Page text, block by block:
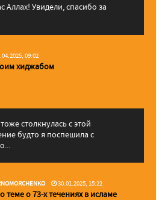
Аллаx! Увидели, спасибо за
09:02
хиджабом
столкнулась с этой
будто я поспешила с
30.01.2025, 15:22
теме о 73-х течениях в исламе